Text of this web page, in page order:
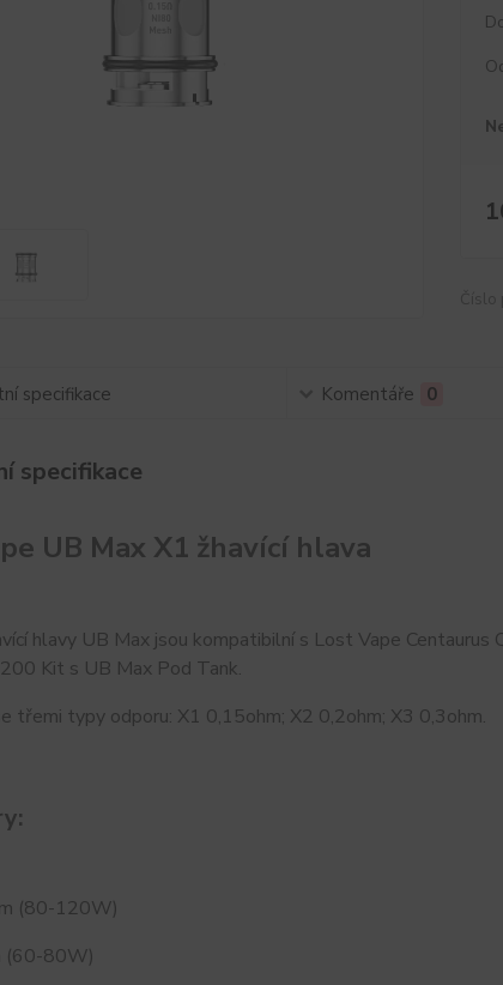
specifikace Komentáře 0
specifikace
UB Max X1 žhavící hlava
hlavy UB Max jsou kompatibilní s Lost Vape Centaurus
Kit s UB Max Pod Tank.
třemi typy odporu: X1 0,15ohm; X2 0,2ohm; X3 0,3ohm.
(80-120W)
(60-80W)